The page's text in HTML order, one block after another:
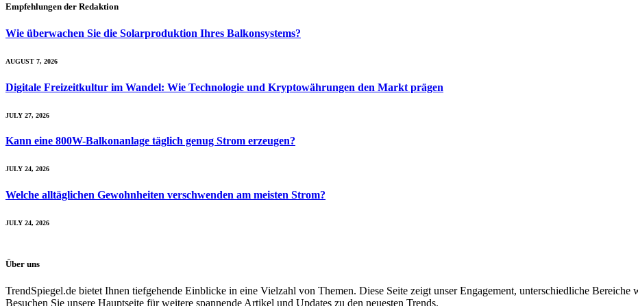
Empfehlungen der Redaktion
Wie überwachen Sie die Solarproduktion Ihres Balkon­systems?
AUGUST 7, 2026
Digitale Freizeitkultur im Wandel: Wie Technologie und Kryptowährungen den Markt prägen
JULY 27, 2026
Kann eine 800W-Balkonanlage täglich genug Strom erzeugen?
JULY 24, 2026
Welche alltäglichen Gewohnheiten verschwenden am meisten Strom?
JULY 24, 2026
Über uns
TrendSpiegel.de bietet Ihnen tiefgehende Einblicke in eine Vielzahl von Themen. Diese Seite zeigt unser Engagement, unterschiedliche
Besuchen Sie unsere Hauptseite für weitere spannende Artikel und Updates zu den neuesten Trends.